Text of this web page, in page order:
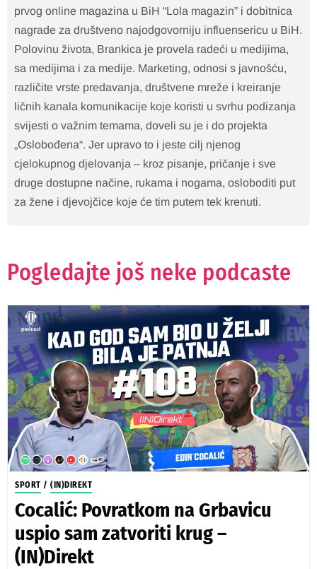
prvog online magazina u BiH “Lola magazin” i dobitnica
nagrade za društveno najodgovorniju influensericu u BiH.
Polovinu života, Brankica je provela radeći u medijima,
sa medijima i za medije. Marketing, odnosi s javnošću,
različite vrste predavanja, društvene mreže i kreiranje
ličnih kanala komunikacije koje koristi u svrhu podizanja
svijesti o važnim temama, doveli su je i do projekta
„Oslobođena“. Jer upravo to i jeste cilj njenog
cjelokupnog djelovanja – kroz pisanje, pričanje i sve
druge dostupne načine, rukama i nogama, osloboditi put
za žene i djevojčice koje će tim putem tek krenuti.
Pogledajte još neke podcaste
SPORT / (IN)DIREKT
Cocalić: Povratkom na Grbavicu
uspio sam zatvoriti krug –
(IN)Direkt